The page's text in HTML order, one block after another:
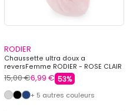
RODIER
Chaussette ultra doux a
reversFemme RODIER - ROSE CLAIR
15,00 €6,99 € 53%
+ 5 autres couleurs